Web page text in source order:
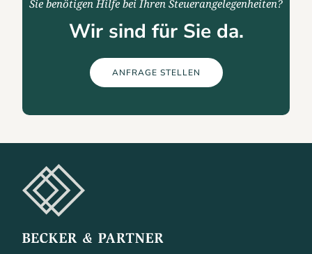
Sie benötigen Hilfe bei Ihren Steuerangelegenheiten?
Wir sind für Sie da.
ANFRAGE STELLEN